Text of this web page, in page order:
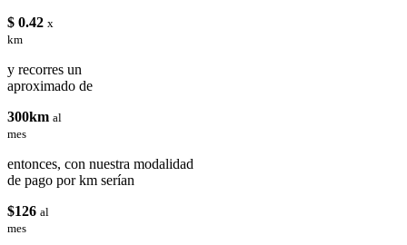
$ 0.42 x
km
y recorres un
aproximado de
300km al
mes
entonces, con nuestra modalidad
de pago por km serían
$126 al
mes